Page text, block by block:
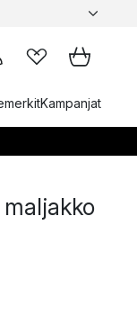
Kampanjat